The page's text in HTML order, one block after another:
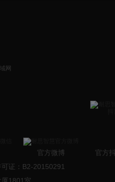
官方微博
官方
证：B2-20150291